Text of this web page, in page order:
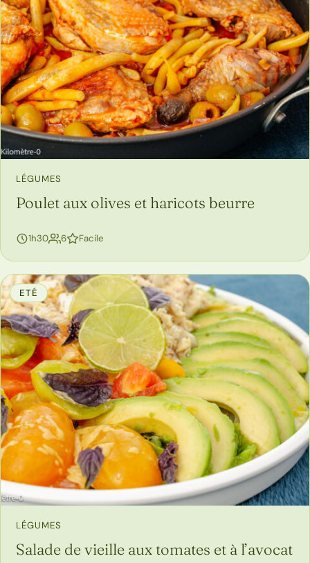
LÉGUMES
Poulet aux olives et haricots beurre
1h30 6personnes
Facile
ETÉ
LÉGUMES
Salade de vieille aux tomates et à l’avocat